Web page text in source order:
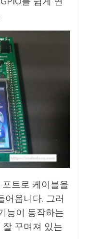
트로 케이블을
어옵니다. 그러
능이 동작하는
꾸며져 있는